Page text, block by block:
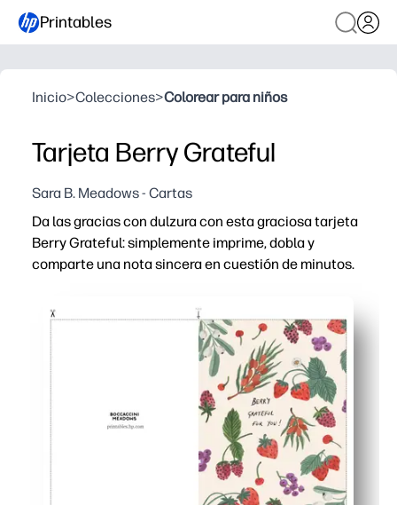
Printables
Inicio>Colecciones>Colorear para niños
Tarjeta Berry Grateful
Sara B. Meadows - Cartas
Da las gracias con dulzura con esta graciosa tarjeta
Berry Grateful: simplemente imprime, dobla y
comparte una nota sincera en cuestión de minutos.
Comodidad sin necesidad de preparación: imprime en
Compromiso aprobado por niños: el divertido arte de
Versátil para cualquier ocasión: ideal para profesores,
Fácil de personalizar: hay suficiente espacio en el